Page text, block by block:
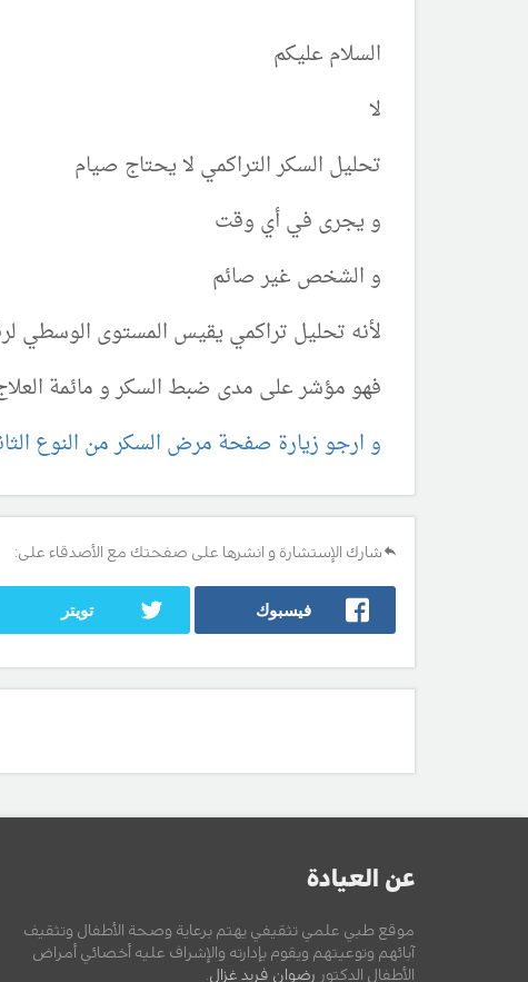
السلام عليكم
لا
تحليل السكر التراكمي لا يحتاج صيام
و يجرى في أي وقت
و الشخص غير صائم
لأنه تحليل تراكمي يقيس المستوى الوسطي لرقم سكر الدم
فهو مؤشر على مدى ضبط السكر و مائمة
و ارجو زيارة صفحة مرض السكر من النوع
شارك الإستشارة و انشرها على صفحتك مع الأصدقاء على:
فيسبوك تويتر
عن العيادة
موقع طبي علمي تثقيفي يهتم برعاية وصحة الأطفال وتثقيف
آبائهم وتوعيتهم ويقوم بإدارته والإشراف عليه أخصائي أمراض
الأطفال الدكتور رضوان فريد غزال